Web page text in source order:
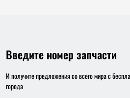
Введите номер запчасти
И получите предложения со всего мира с
города